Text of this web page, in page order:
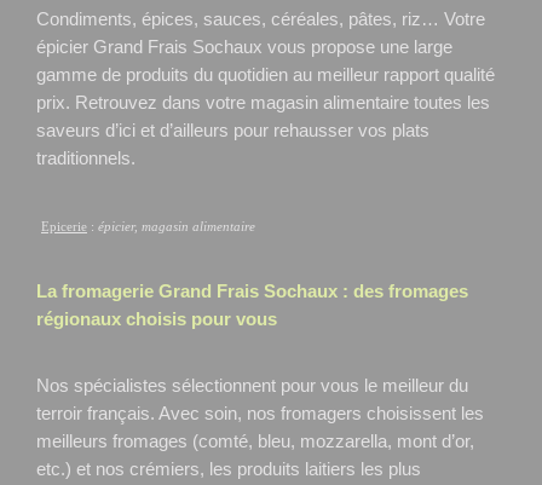
Condiments, épices, sauces, céréales, pâtes, riz… Votre
épicier Grand Frais Sochaux vous propose une large
gamme de produits du quotidien au meilleur rapport qualité
prix. Retrouvez dans votre magasin alimentaire toutes les
saveurs d’ici et d’ailleurs pour rehausser vos plats
traditionnels.
Epicerie : épicier, magasin alimentaire
La fromagerie Grand Frais Sochaux : des fromages
régionaux choisis pour vous
Nos spécialistes sélectionnent pour vous le meilleur du
terroir français. Avec soin, nos fromagers choisissent les
meilleurs fromages (comté, bleu, mozzarella, mont d’or,
etc.) et nos crémiers, les produits laitiers les plus